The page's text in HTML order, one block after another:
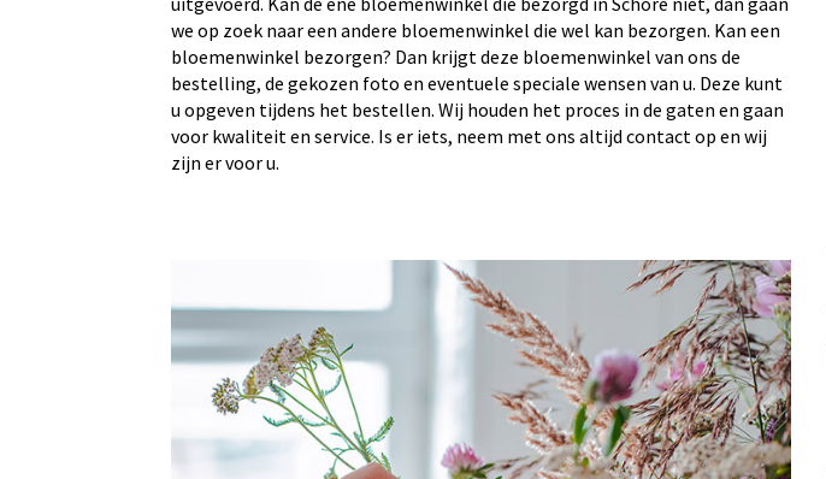
we op zoek naar een andere bloemenwinkel die wel kan bezorgen. Kan een
bloemenwinkel bezorgen? Dan krijgt deze bloemenwinkel van ons de
bestelling, de gekozen foto en eventuele speciale wensen van u. Deze kunt
u opgeven tijdens het bestellen. Wij houden het proces in de gaten en gaan
voor kwaliteit en service. Is er iets, neem met ons altijd contact op en wij
zijn er voor u.